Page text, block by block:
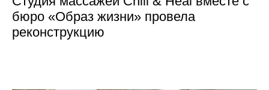
бюро «Образ жизни» провела
реконструкцию